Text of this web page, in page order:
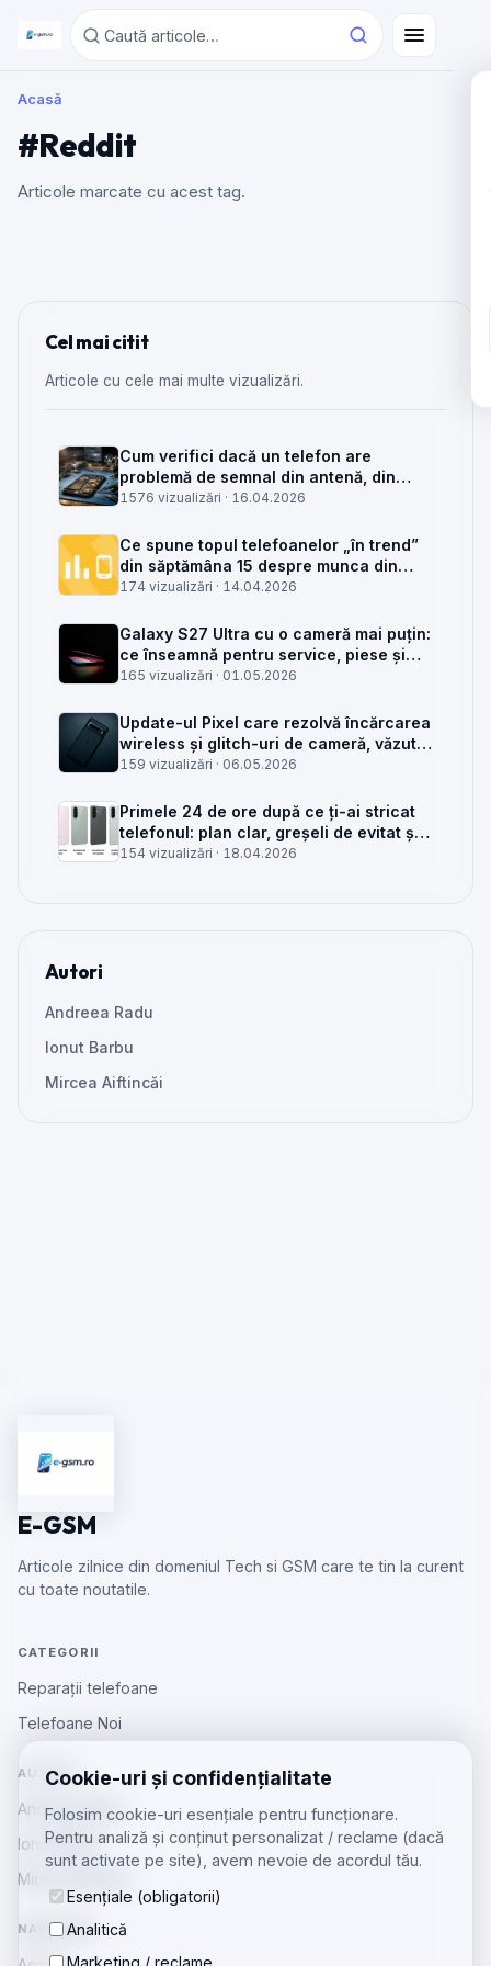
Cookie-uri și confidențialitate
Folosim cookie-uri esențiale pentru funcționare.
Pentru analiză și conținut personalizat / reclame (dacă
sunt activate pe site), avem nevoie de acordul tău.
Esențiale (obligatorii)
Analitică
Marketing / reclame
Acasă
#Reddit
Articole marcate cu acest tag.
Cel mai citit
Articole cu cele mai multe vizualizări.
Cum verifici dacă un telefon are
problemă de semnal din antenă, din
placa de bază sau din rețea
1576 vizualizări · 16.04.2026
Ce spune topul telefoanelor „în trend”
din săptămâna 15 despre munca din
service GSM
174 vizualizări · 14.04.2026
Galaxy S27 Ultra cu o cameră mai puțin:
ce înseamnă pentru service, piese și
client
165 vizualizări · 01.05.2026
Update-ul Pixel care rezolvă încărcarea
wireless și glitch-uri de cameră, văzut
din service
159 vizualizări · 06.05.2026
Primele 24 de ore după ce ți-ai stricat
telefonul: plan clar, greșeli de evitat și
când mai merită reparat
154 vizualizări · 18.04.2026
Autori
Andreea Radu
Ionut Barbu
Mircea Aiftincăi
E-GSM
Articole zilnice din domeniul Tech si GSM care te tin la curent
cu toate noutatile.
CATEGORII
Reparații telefoane
Telefoane Noi
AUTORI
Andreea Radu
Ionut Barbu
Mircea Aiftincăi
NAVIGARE